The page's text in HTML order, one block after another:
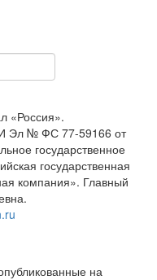
«Россия».
Эл № ФС 77-59166 от
государственное
государственная
компания». Главный
на